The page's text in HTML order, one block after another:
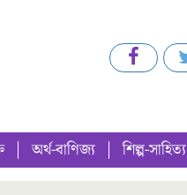
অর্থ-বাণিজ্য শিল্প-সাহিত্য